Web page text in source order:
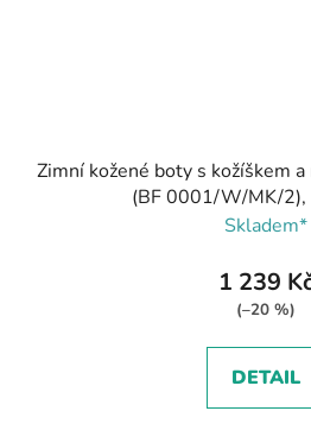
Zimní kožené boty s kožíškem
(BF 0001/W/MK/2),
Skladem*
1 239
(–20 %)
DETAIL